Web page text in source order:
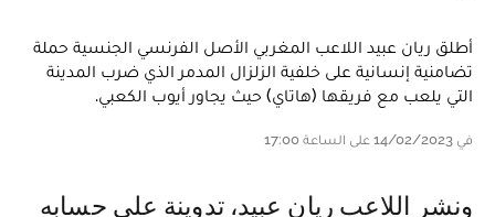
أطلق ريان عبيد اللاعب المغربي الأصل الفرنسي الجنسية حملة
تضامنية إنسانية على خلفية الزلزال المدمر الذي ضرب المدينة
التي يلعب مع فريقها (هاتاي) حيث يجاور أيوب الكعبي.
في 14/02/2023 على الساعة 17:00
و نشر اللاعب ريان عبيد، تدوينة على حسابه